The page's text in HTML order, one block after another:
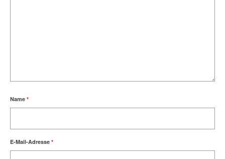
Name *
E-Mail-Adresse *